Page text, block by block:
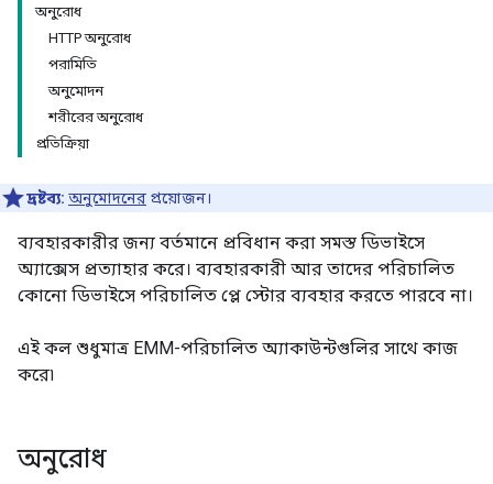
অনুরোধ
HTTP অনুরোধ
পরামিতি
অনুমোদন
শরীরের অনুরোধ
প্রতিক্রিয়া
দ্রষ্টব্য: অনুমোদনের প্রয়োজন।
ব্যবহারকারীর জন্য বর্তমানে প্রবিধান করা সমস্ত ডিভাইসে
অ্যাক্সেস প্রত্যাহার করে। ব্যবহারকারী আর তাদের পরিচালিত
কোনো ডিভাইসে পরিচালিত প্লে স্টোর ব্যবহার করতে পারবে না।
এই কল শুধুমাত্র EMM-পরিচালিত অ্যাকাউন্টগুলির সাথে কাজ
করে৷
অনুরোধ